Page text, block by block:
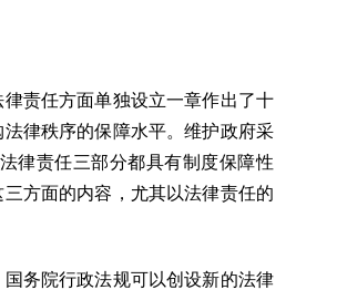
责任方面单独设立一章作出了十
律秩序的保障水平。维护政府采
律责任三部分都具有制度保障性
方面的内容，尤其以法律责任的
务院行政法规可以创设新的法律